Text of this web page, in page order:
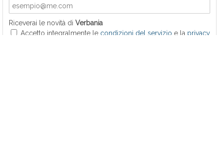
Riceverai le novità di Verbania
Accetto integralmente le condizioni del servizio e la privacy